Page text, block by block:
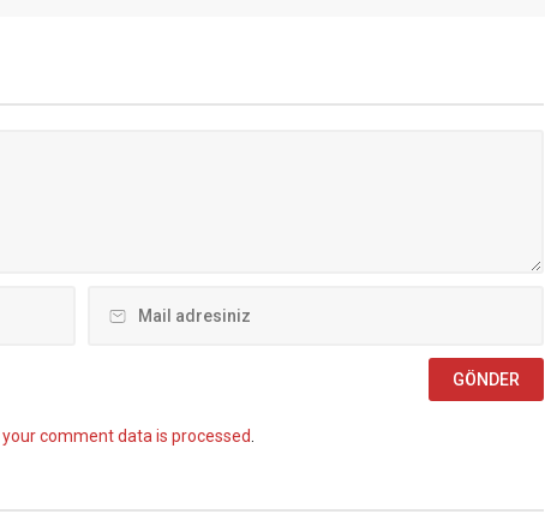
basın toplantısında
Esaslar” çerçevesinde sözlü sınavla
your comment data is processed